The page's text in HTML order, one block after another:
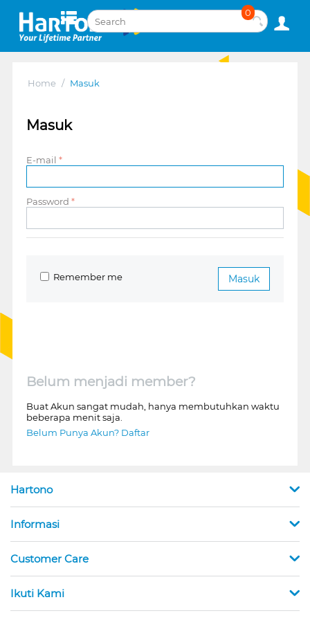
0
Home / Masuk
Masuk
E-mail
Password
Masuk
Remember me
Belum menjadi member?
Buat Akun sangat mudah, hanya membutuhkan waktu
beberapa menit saja.
Belum Punya Akun? Daftar
Hartono
Informasi
Customer Care
Ikuti Kami